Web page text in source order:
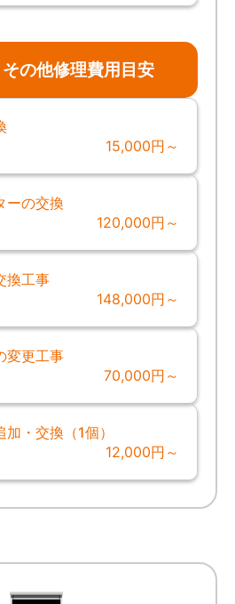
の他修理費用目安
15,000円～
ーの交換
120,000円～
換工事
148,000円～
変更工事
70,000円～
・交換（1個）
12,000円～